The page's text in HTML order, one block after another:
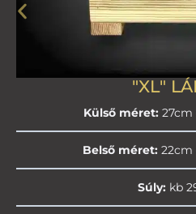
"XL"
Külső méret:27cm
Belső méret:22cm
Súly:kb